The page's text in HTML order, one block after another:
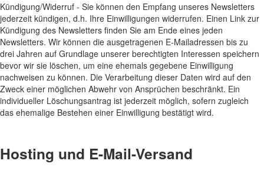
Kündigung/Widerruf - Sie können den Empfang unseres Newsletters
jederzeit kündigen, d.h. Ihre Einwilligungen widerrufen. Einen Link zur
Kündigung des Newsletters finden Sie am Ende eines jeden
Newsletters. Wir können die ausgetragenen E-Mailadressen bis zu
drei Jahren auf Grundlage unserer berechtigten Interessen speichern
bevor wir sie löschen, um eine ehemals gegebene Einwilligung
nachweisen zu können. Die Verarbeitung dieser Daten wird auf den
Zweck einer möglichen Abwehr von Ansprüchen beschränkt. Ein
individueller Löschungsantrag ist jederzeit möglich, sofern zugleich
das ehemalige Bestehen einer Einwilligung bestätigt wird.
Hosting und E-Mail-Versand